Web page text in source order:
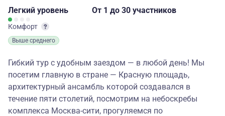
Легкий уровень
Комфорт
Выше среднего
От 1 до 30 участников
Гибкий тур с удобным заездом — в любой день! Мы
посетим главную в стране — Красную площадь,
архитектурный ансамбль которой создавался в
течение пяти столетий, посмотрим на небоскребы
комплекса Москва-сити, прогуляемся по